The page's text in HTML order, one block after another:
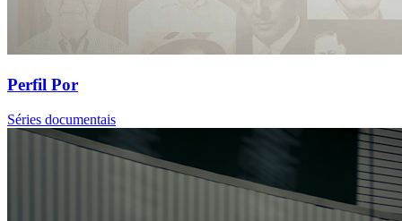
Perfil Por
Séries documentais